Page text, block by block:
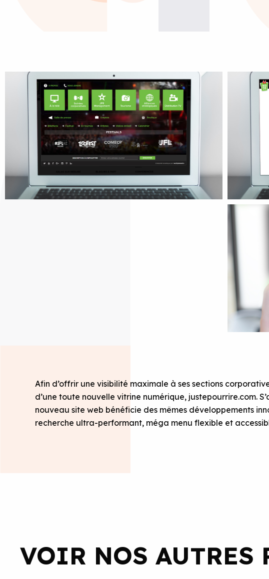
Afin d’offrir une visibilité maximale à ses sections
d’une toute nouvelle vitrine numérique, justepourrire.com.
nouveau site web bénéficie des mêmes développements
recherche ultra-performant, méga menu flexible et
VOIR NOS AUTRES